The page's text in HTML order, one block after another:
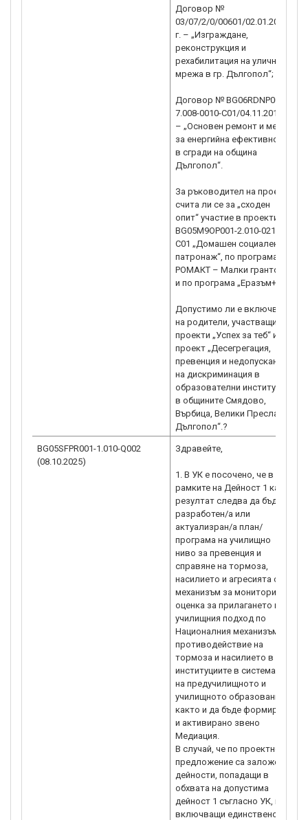
Договор №
03/07/2/0/00601/02.01.2018
г. – „Изграждане,
реконструкция и
рехабилитация на улична
мрежа в гр. Дългопол“;
Договор № BG06RDNP001-
7.008-0010-C01/04.11.2019 г.
– „Основен ремонт и мерки
за енергийна ефективност
в сгради на община
Дългопол“.
За ръководител на проекта
счита ли се за „сходен
опит“ участие в проекти:
BG05M9OP001-2.010-0210-
С01 „Домашен социален
патронаж“, по програма
РОМАКТ – Малки грантове
и по програма „Еразъм+“?
Допустимо ли е включване
на родители, участващи по
проекти „Успех за теб“ и
проект „Десегрегация,
превенция и недопускане
на дискриминация в
образователни институции
в общините Смядово,
Върбица, Велики Преслав и
BG05SFPR001-1.010-Q002
(08.10.2025)
Здравейте,
1. В УК е посочено, че в
рамките на Дейност 1 като
резултат следва да бъде
разработен/а или
актуализран/а план/
програма на училищно
ниво за превенция и
справяне на тормоза,
насилието и агресията с
механизъм за мониторинг/
оценка за прилагането на
училищния подход по
Националния механизъм за
противодействие на
тормоза и насилието в
институциите в системата
на предучилищното и
училищното образование,
както и да бъде формирано
и активирано звено
Медиация.
В случай, че по проектното
предложение са заложени
дейности, попадащи в
обхвата на допустима
дейност 1 съгласно УК, и
включващи единствено